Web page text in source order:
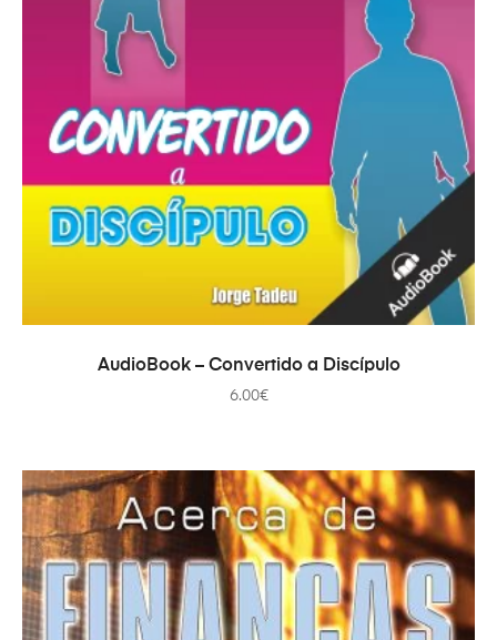
TOEVOEGEN AAN WINKELWAGEN
AudioBook – Convertido a Discípulo
6.00€